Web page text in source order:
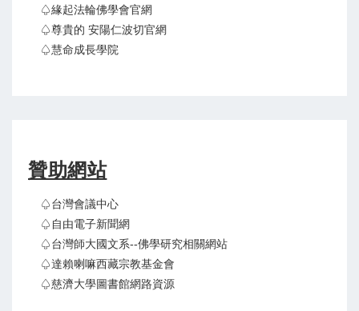
♤緣起法輪佛學會官網
♤尊貴的 安陽仁波切官網
♤慧命成長學院
贊助網站
♤台灣會議中心
♤自由電子新聞網
♤台灣師大國文系--佛學研究相關網站
♤達賴喇嘛西藏宗教基金會
♤慈濟大學圖書館網路資源